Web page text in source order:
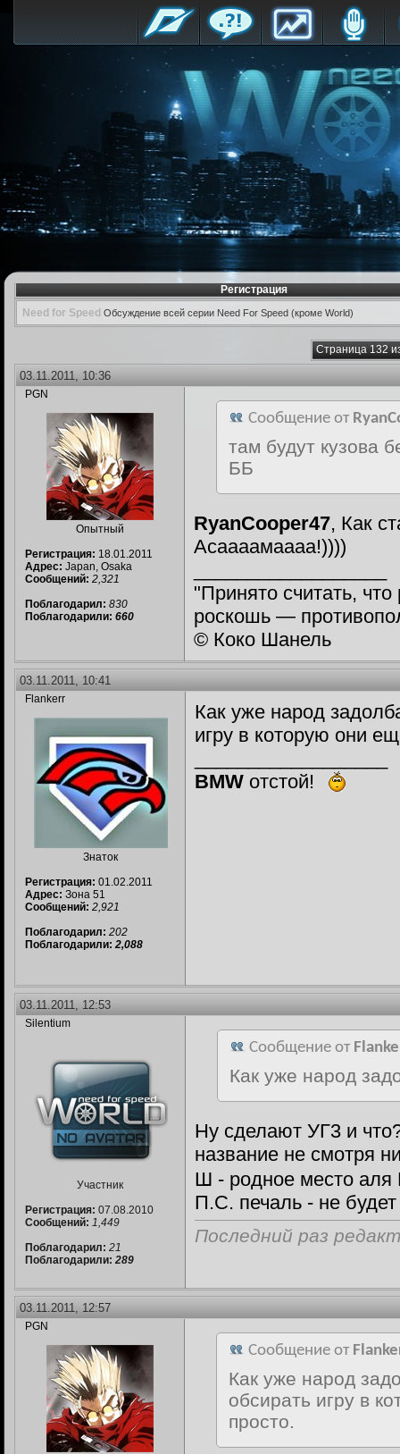
Регистрация
Need for Speed Обсуждение всей серии Need For Speed (кроме World)
Страница 132
03.11.2011, 10:36
PGN
Опытный
Регистрация: 18.01.2011
Адрес: Japan, Osaka
Сообщений: 2,321
Поблагодарил: 830
Поблагодарили: 660
Сообщение от
там будут кузова
ББ
RyanCooper47, Как
Асаааамаааа!))))
"Принято считать,
роскошь —
© Коко Шанель
03.11.2011, 10:41
Flankerr
Знаток
Регистрация: 01.02.2011
Адрес: Зона 51
Сообщений: 2,921
Поблагодарил: 202
Поблагодарили: 2,088
Как уже народ
игру в которую они
BMW отстой!
03.11.2011, 12:53
Silentium
Участник
Регистрация: 07.08.2010
Сообщений: 1,449
Поблагодарил: 21
Поблагодарили: 289
Сообщение от
Как уже народ
Ну сделают УГ3 и
название не смотря
Ш - родное место аля
П.С. печаль - не
Последний раз
03.11.2011, 12:57
PGN
Сообщение от
Как уже народ
обсирать игру в
просто.